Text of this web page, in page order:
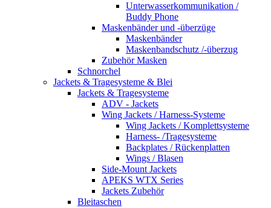
Unterwasserkommunikation /
Buddy Phone
Maskenbänder und -überzüge
Maskenbänder
Maskenbandschutz /-überzug
Zubehör Masken
Schnorchel
Jackets & Tragesysteme & Blei
Jackets & Tragesysteme
ADV - Jackets
Wing Jackets / Harness-Systeme
Wing Jackets / Komplettsysteme
Harness- /Tragesysteme
Backplates / Rückenplatten
Wings / Blasen
Side-Mount Jackets
APEKS WTX Series
Jackets Zubehör
Bleitaschen